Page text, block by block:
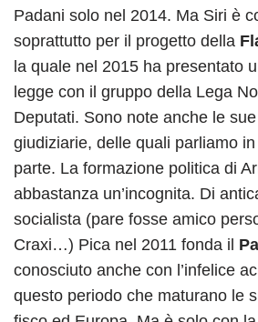
Padani solo nel 2014. Ma Siri è
soprattutto per il progetto della
la quale nel 2015 ha presentato
legge con il gruppo della Lega
Deputati. Sono note anche le
giudiziarie, delle quali parliamo
parte. La formazione politica di
abbastanza un’incognita. Di
socialista (pare fosse amico
Craxi…) Pica nel 2011 fonda il
conosciuto anche con l’infelice
questo periodo che maturano le